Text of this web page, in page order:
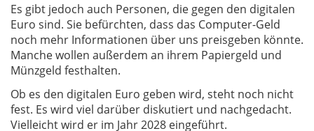
Es gibt jedoch auch Personen, die gegen den digitalen
Euro sind. Sie befürchten, dass das Computer-Geld
noch mehr Informationen über uns preisgeben könnte.
Manche wollen außerdem an ihrem Papiergeld und
Münzgeld festhalten.
Ob es den digitalen Euro geben wird, steht noch nicht
fest. Es wird viel darüber diskutiert und nachgedacht.
Vielleicht wird er im Jahr 2028 eingeführt.